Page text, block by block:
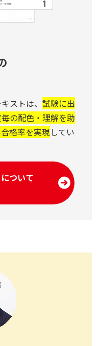
ストは、 試験に出
の配色・理解を助
格率を実現 してい
ついて